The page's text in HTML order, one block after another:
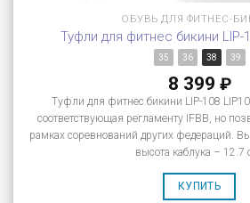
ОБУВЬ ДЛЯ ФИТНЕС-
Туфли для фитнес бикини LIP-
35 36 38 39
8 399 ₽
Туфли для фитнес бикини LIP-108
соответствующая регламенту IFBB, но
рамках соревнований других федераций.
высота каблука – 12.7
КУПИТЬ